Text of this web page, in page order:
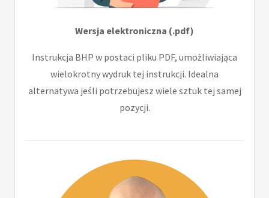
Wersja elektroniczna (.pdf)
Instrukcja BHP w postaci pliku PDF, umożliwiająca
wielokrotny wydruk tej instrukcji. Idealna
alternatywa jeśli potrzebujesz wiele sztuk tej samej
pozycji.